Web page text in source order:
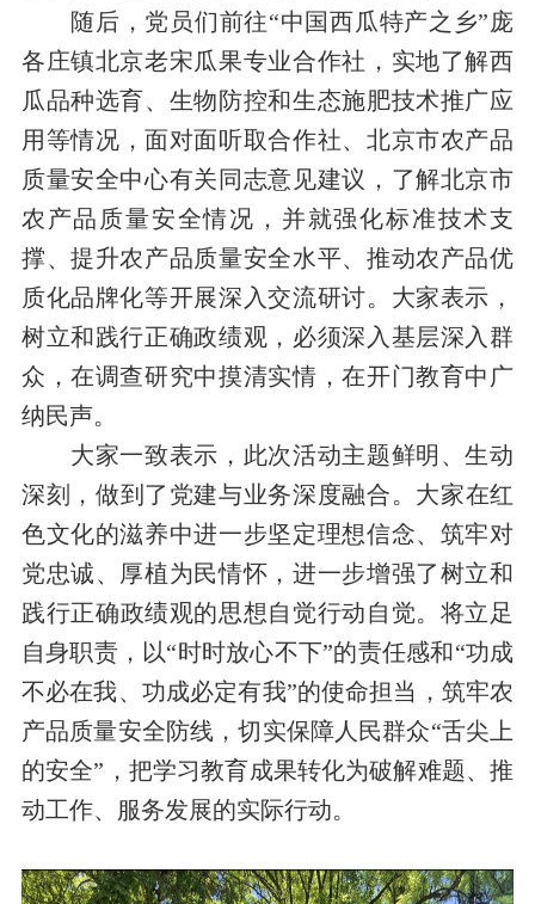
随后 ， 党员们前往“中国西瓜特产之乡”庞
各庄镇北京老宋瓜果专业合作社， 实地了解西
瓜品种选育、 生物防控和生态施肥技术推广应
用等情况 ，面对面听取合作社、北京市农产品
质量安全中心有关同志意见建议，了解北京市
农产品质量安全情况，并就强化标准技术支
撑、提升农产品质量安全水平、推动农产品优
质化品牌化等开展深入交流研讨。大家表示，
树立和践行正确政绩观，必须深入基层深入群
众，在调查研究中摸清实情，在开门教育中广
纳民声。
大家一致表示， 此次活动主题鲜明、生动
深刻
， 做到了党建与业务深度融合。 大家在红
色文化的滋养中进一步坚定理想信念、筑牢对
党忠诚、厚植为民情怀， 进一步增强了树立和
践行正确政绩观的思想自觉行动自觉。将立足
自身职责，以“时时放心不下”的责任感和“功成
不必在我、功成必定有我”的使命担当， 筑牢农
产品质量安全防线，切实保障人民群众“舌尖上
的安全” ，把学习教育成果转化为破解难题、推
动工作、服务发展的实际行动。